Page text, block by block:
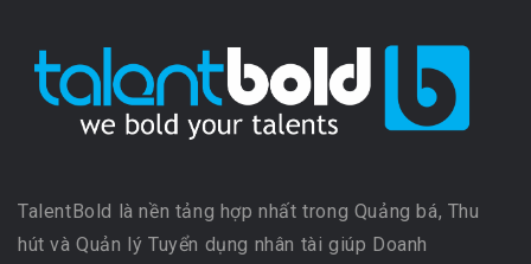
TalentBold là nền tảng hợp nhất trong Quảng bá, Thu
hút và Quản lý Tuyển dụng nhân tài giúp Doanh